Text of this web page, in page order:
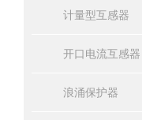
计量型互感器
开口电流互感器
浪涌保护器